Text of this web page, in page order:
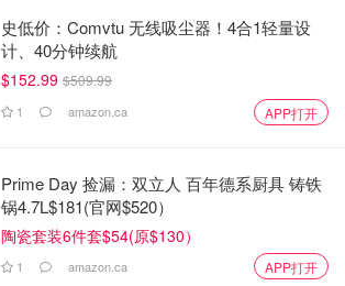
史低价：Comvtu 无线吸尘器！4合1轻量设
计、40分钟续航
$152.99 $509.99
1 amazon.ca APP打开
Prime Day 捡漏：双立人 百年德系厨具 铸铁
锅4.7L$181(官网$520）
陶瓷套装6件套$54(原$130）
1 amazon.ca APP打开